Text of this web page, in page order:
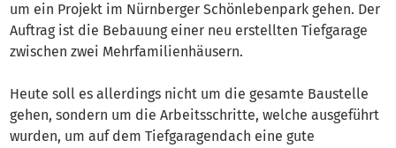
um ein Projekt im Nürnberger Schönlebenpark gehen. Der
Auftrag ist die Bebauung einer neu erstellten Tiefgarage
zwischen zwei Mehrfamilienhäusern.
Heute soll es allerdings nicht um die gesamte Baustelle
gehen, sondern um die Arbeitsschritte, welche ausgeführt
wurden, um auf dem Tiefgaragendach eine gute